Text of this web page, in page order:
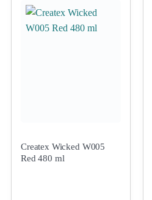
Createx Wicked W005
Red 480 ml